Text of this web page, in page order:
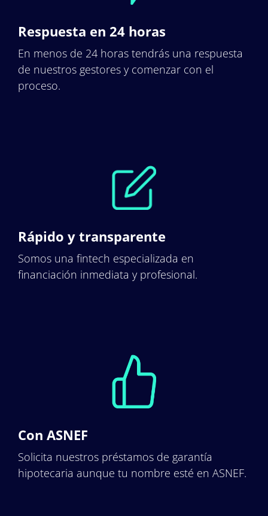
Respuesta en 24 horas
En menos de 24 horas tendrás una respuesta
de nuestros gestores y comenzar con el
proceso.
Rápido y transparente
Somos una fintech especializada en
financiación inmediata y profesional.
Con ASNEF
Solicita nuestros préstamos de garantía
hipotecaria aunque tu nombre esté en ASNEF.